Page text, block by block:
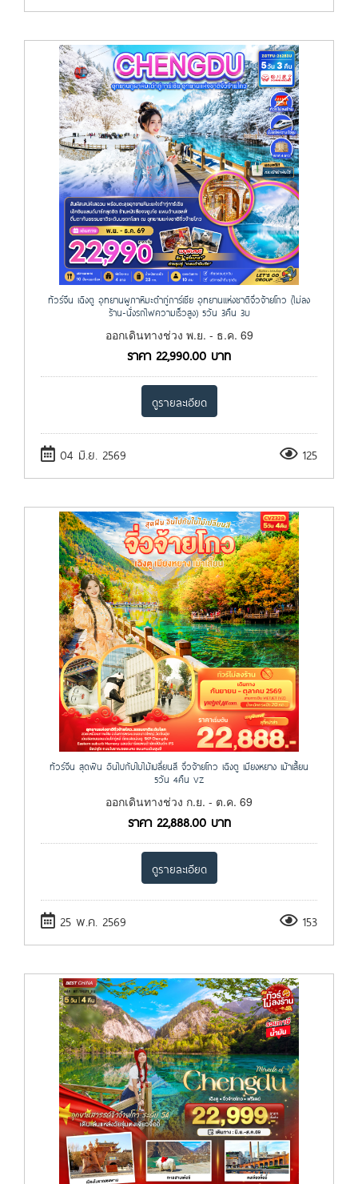
ทัวร์จีน เฉิงตู อุทยานผูภาหิมะต๋ากู่การ์เซีย อุทยานแห่งชาติจิ่วจ้ายโกว (ไม่ลง
ร้าน-นั่งรถไฟความเร็วสูง) 5วัน 3คืน 3U
ออกเดินทางช่วง พ.ย. - ธ.ค. 69
ราคา 22,990.00 บาท
ดูรายละเอียด
04 มิ.ย. 2569 125
ทัวร์จีน สุดฟิน อินไปกับใบไม้เปลี่ยนสี จิ่วจ้ายโกว เฉิงตู เมียงหยาง เม้าเสี้ยน
5วัน 4คืน VZ
ออกเดินทางช่วง ก.ย. - ต.ค. 69
ราคา 22,888.00บาท
ดูรายละเอียด
25 พ.ค. 2569 153